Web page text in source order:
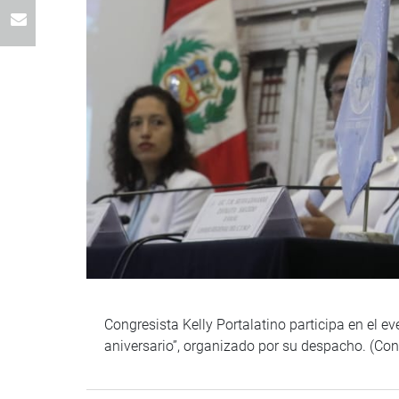
Congresista Kelly Portalatino participa en el
aniversario”, organizado por su despacho.